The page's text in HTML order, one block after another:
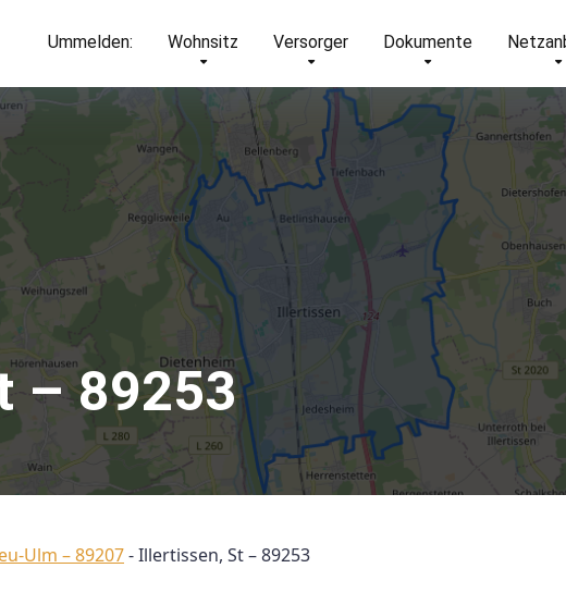
Ummelden: Wohnsitz Versorger Dokumente
– 89253
Ulm – 89207-Illertissen, St – 89253